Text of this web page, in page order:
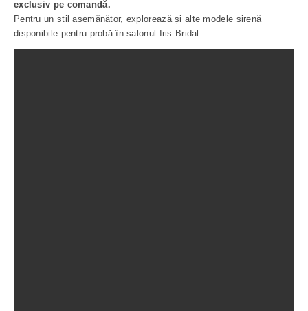
exclusiv pe comandă.
Pentru un stil asemănător, explorează și alte modele sirenă
disponibile pentru probă în salonul Iris Bridal.